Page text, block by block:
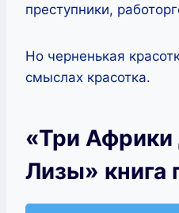
преступники,
Но черненькая
смыслах красотка.
«Три
Лизы» книга